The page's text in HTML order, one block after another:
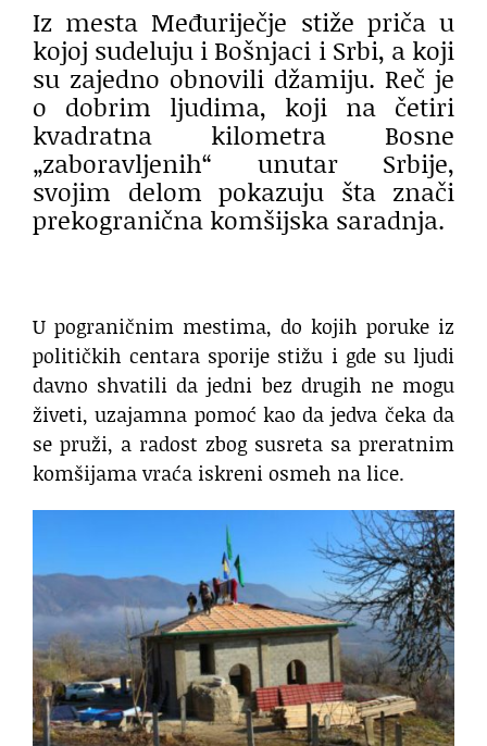
Iz mesta Međuriječje stiže priča u
kojoj sudeluju i Bošnjaci i Srbi, a koji
su zajedno obnovili džamiju. Reč je
o dobrim ljudima, koji na četiri
kvadratna kilometra Bosne
„zaboravljenih“ unutar Srbije,
svojim delom pokazuju šta znači
prekogranična komšijska saradnja.
U pograničnim mestima, do kojih poruke iz
političkih centara sporije stižu i gde su ljudi
davno shvatili da jedni bez drugih ne mogu
živeti, uzajamna pomoć kao da jedva čeka da
se pruži, a radost zbog susreta sa preratnim
komšijama vraća iskreni osmeh na lice.